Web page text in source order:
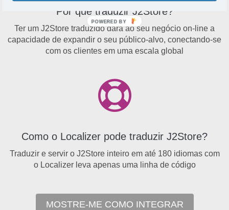
Por que traduzir J2Store?
Ter um J2Store traduzido dará ao seu negócio on-line a
capacidade de expandir o seu público-alvo, conectando-se
com os clientes em uma escala global
Como o Localizer pode traduzir J2Store?
Traduzir e servir o J2Store inteiro em até 180 idiomas com
o Localizer leva apenas uma linha de código
MOSTRE-ME COMO INTEGRAR
POWERED BY